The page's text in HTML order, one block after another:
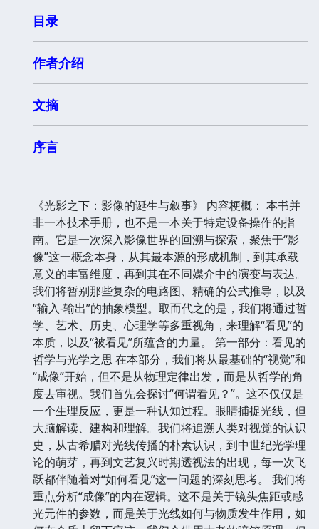
目录
作者介绍
文摘
序言
《光影之下：影像的诞生与叙事》 内容梗概： 本书并
非一本技术手册，也不是一本关于特定设备操作的指
南。它是一次深入影像世界的回溯与探索，聚焦于“影
像”这一概念本身，从其最本源的形成机制，到其承载
意义的丰富维度，再到其在不同媒介中的演变与表达。
我们将暂别那些复杂的电路图、精确的公式推导，以及
“输入-输出”的抽象模型。取而代之的是，我们将通过哲
学、艺术、历史、心理学等多重视角，来理解“看见”的
本质，以及“被看见”所蕴含的力量。 第一部分：看见的
哲学与光学之思 在本部分，我们将从最基础的“视觉”和
“成像”开始，但不是从物理定律出发，而是从哲学的角
度去审视。我们首先会探讨“何谓看见？”。这不仅仅是
一个生理反应，更是一种认知过程。眼睛捕捉光线，但
大脑解读、建构和理解。我们将追溯人类对视觉的认识
史，从古希腊对光线传播的朴素认识，到中世纪光学理
论的萌芽，再到文艺复兴时期透视法的出现，每一次飞
跃都伴随着对“如何看见”这一问题的深刻思考。 我们将
重点分析“成像”的内在逻辑。这不是关于镜头焦距或感
光元件的参数，而是关于光线如何与物质发生作用，如